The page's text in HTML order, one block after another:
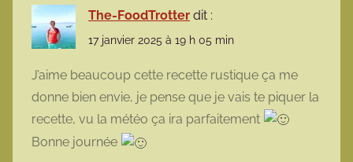
The-FoodTrotter dit :
17 janvier 2025 à 19 h 05 min
J’aime beaucoup cette recette rustique ça me
donne bien envie, je pense que je vais te piquer la
recette, vu la météo ça ira parfaitement
Bonne journée